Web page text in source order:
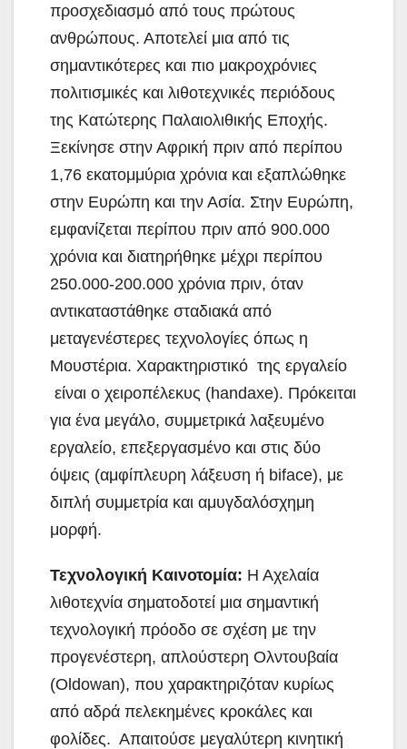
προσχεδιασμό από τους πρώτους
ανθρώπους. Αποτελεί μια από τις
σημαντικότερες και πιο μακροχρόνιες
πολιτισμικές και λιθοτεχνικές περιόδους
της Κατώτερης Παλαιολιθικής Εποχής.
Ξεκίνησε στην Αφρική πριν από περίπου
1,76 εκατομμύρια χρόνια και εξαπλώθηκε
στην Ευρώπη και την Ασία. Στην Ευρώπη,
εμφανίζεται περίπου πριν από 900.000
χρόνια και διατηρήθηκε μέχρι περίπου
250.000-200.000 χρόνια πριν, όταν
αντικαταστάθηκε σταδιακά από
μεταγενέστερες τεχνολογίες όπως η
Μουστέρια. Χαρακτηριστικό της εργαλείο
είναι ο χειροπέλεκυς (handaxe). Πρόκειται
για ένα μεγάλο, συμμετρικά λαξευμένο
εργαλείο, επεξεργασμένο και στις δύο
όψεις (αμφίπλευρη λάξευση ή biface), με
διπλή συμμετρία και αμυγδαλόσχημη
μορφή.
Τεχνολογική Καινοτομία: Η Αχελαία
λιθοτεχνία σηματοδοτεί μια σημαντική
τεχνολογική πρόοδο σε σχέση με την
προγενέστερη, απλούστερη Ολντουβαία
(Oldowan), που χαρακτηριζόταν κυρίως
από αδρά πελεκημένες κροκάλες και
φολίδες. Απαιτούσε μεγαλύτερη κινητική